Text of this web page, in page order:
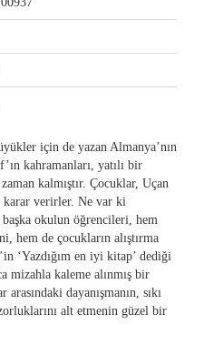
için de yazan Almanya’nın
kahramanları, yatılı bir
kalmıştır. Çocuklar, Uçan
karar verirler. Ne var ki
başka okulun öğrencileri, hem
hem de çocukların alıştırma
‘Yazdığım en iyi kitap’ dediği
mizahla kaleme alınmış bir
dayanışmanın, sıkı
alt etmenin güzel bir